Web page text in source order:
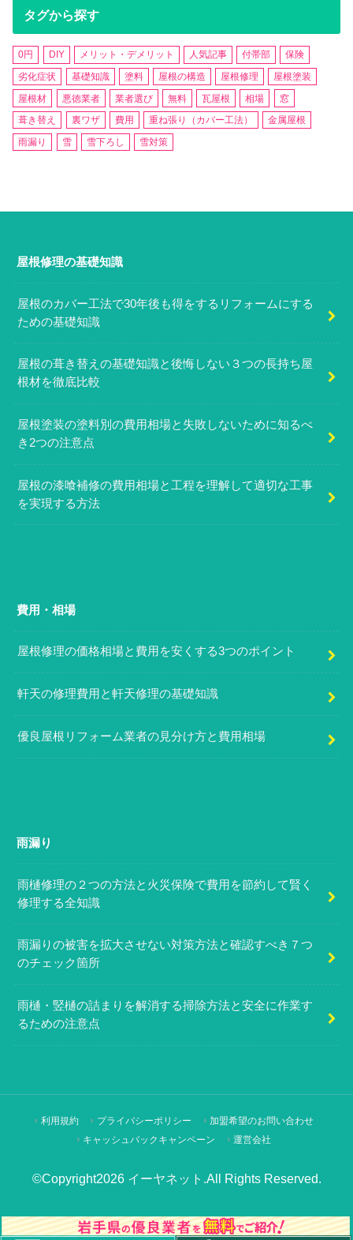
タグから探す
0円 DIY メリット・デメリット 人気記事 付帯部
保険
劣化症状
基礎知識 塗料 屋根の構造 屋根修理
屋根塗装
屋根材
悪徳業者 業者選び 無料 瓦屋根 相場
窓
葺き替え
裏ワザ 費用 重ね張り（カバー工法）
金属屋根
雨漏り
雪 雪下ろし 雪対策
屋根修理の基礎知識
屋根のカバー工法で30年後も得をするリフォームにする
ための基礎知識
屋根の葺き替えの基礎知識と後悔しない３つの長持ち屋
根材を徹底比較
屋根塗装の塗料別の費用相場と失敗しないために知るべ
き2つの注意点
屋根の漆喰補修の費用相場と工程を理解して適切な工事
を実現する方法
費用・相場
屋根修理の価格相場と費用を安くする3つのポイント
軒天の修理費用と軒天修理の基礎知識
優良屋根リフォーム業者の見分け方と費用相場
雨漏り
雨樋修理の２つの方法と火災保険で費用を節約して賢く
修理する全知識
雨漏りの被害を拡大させない対策方法と確認すべき７つ
のチェック箇所
雨樋・竪樋の詰まりを解消する掃除方法と安全に作業す
るための注意点
利用規約 プライバシーポリシー 加盟希望のお問い合わせ
キャッシュバックキャンペーン 運営会社
©Copyright2026 イーヤネット .All Rights Reserved.